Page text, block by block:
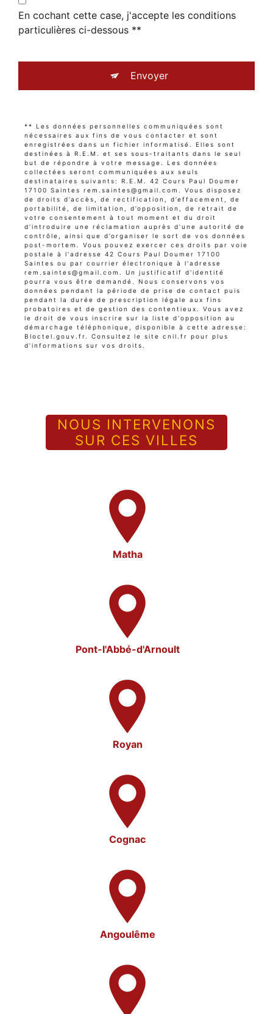
En cochant cette case, j'accepte les conditions
particulières ci-dessous **
Envoyer
** Les données personnelles communiquées sont
nécessaires aux fins de vous contacter et sont
enregistrées dans un fichier informatisé. Elles sont
destinées à R.E.M. et ses sous-traitants dans le seul
but de répondre à votre message. Les données
collectées seront communiquées aux seuls
destinataires suivants: R.E.M. 42 Cours Paul Doumer
17100 Saintes rem.saintes@gmail.com. Vous disposez
de droits d’accès, de rectification, d’effacement, de
portabilité, de limitation, d’opposition, de retrait de
votre consentement à tout moment et du droit
d’introduire une réclamation auprès d’une autorité de
contrôle, ainsi que d’organiser le sort de vos données
post-mortem. Vous pouvez exercer ces droits par voie
postale à l'adresse 42 Cours Paul Doumer 17100
Saintes ou par courrier électronique à l'adresse
rem.saintes@gmail.com. Un justificatif d'identité
pourra vous être demandé. Nous conservons vos
données pendant la période de prise de contact puis
pendant la durée de prescription légale aux fins
probatoires et de gestion des contentieux. Vous avez
le droit de vous inscrire sur la liste d'opposition au
démarchage téléphonique, disponible à cette adresse:
Bloctel.gouv.fr. Consultez le site cnil.fr pour plus
d’informations sur vos droits.
NOUS INTERVENONS
SUR CES VILLES
Matha
Pont-l'Abbé-d'Arnoult
Royan
Cognac
Angoulême